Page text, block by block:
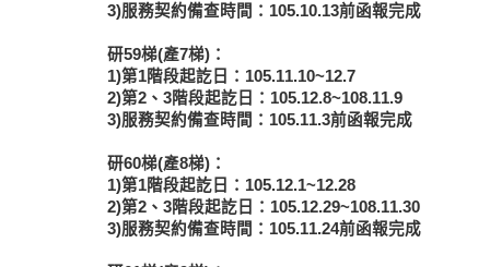
3)服務契約備查時間：105.10.13前函報完成
研59梯(產7梯)：
1)第1階段起訖日：105.11.10~12.7
2)第2、3階段起訖日：105.12.8~108.11.9
3)服務契約備查時間：105.11.3前函報完成
研60梯(產8梯)：
1)第1階段起訖日：105.12.1~12.28
2)第2、3階段起訖日：105.12.29~108.11.30
3)服務契約備查時間：105.11.24前函報完成